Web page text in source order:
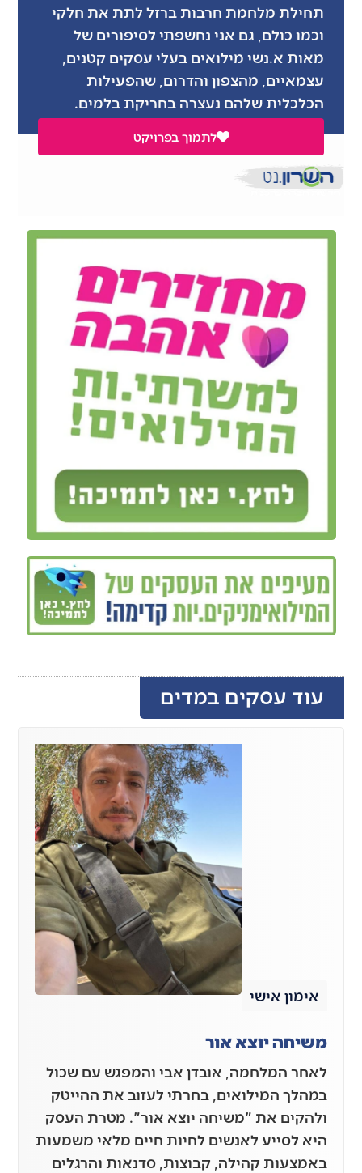
תחילת מלחמת חרבות ברזל לתת את חלקי
וכמו כולם, גם אני נחשפתי לסיפורים של
מאות א.נשי מילואים בעלי עסקים קטנים,
עצמאיים, מהצפון והדרום, שהפעילות
הכלכלית שלהם נעצרה בחריקת בלמים.
לתמוך בפרויקט
עוד עסקים במדים
אימון אישי
משיחה יוצא אור
לאחר המלחמה, אובדן אבי והמפגש עם שכול
במהלך המילואים, בחרתי לעזוב את ההייטק
ולהקים את "משיחה יוצא אור". מטרת העסק
היא לסייע לאנשים לחיות חיים מלאי משמעות
באמצעות קהילה, קבוצות, סדנאות והרגלים